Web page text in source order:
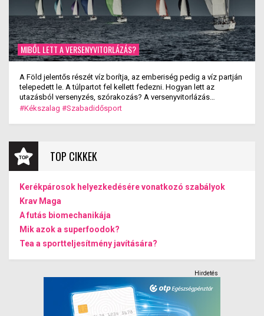
MIBŐL LETT A VERSENYVITORLÁZÁS?
A Föld jelentős részét víz borítja, az emberiség pedig a víz partján
telepedett le. A túlpartot fel kellett fedezni. Hogyan lett az
utazásból versenyzés, szórakozás? A versenyvitorlázás
kialakulása.
#Kékszalag #Szabadidősport
TOP CIKKEK
Kerékpárosok helyezkedésére vonatkozó szabályok
Krav Maga
A futás biomechanikája
Mik azok a superfoodok?
Tea a sportteljesítmény javítására?
Hirdetés